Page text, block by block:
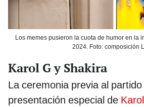
Los memes pusieron la cuota de humor en la
2024. Foto: composición
Karol G y Shakira
La ceremonia previa al
presentación especial de